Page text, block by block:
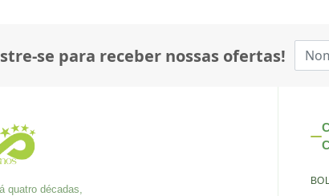
se para receber nossas ofertas!
quatro décadas,